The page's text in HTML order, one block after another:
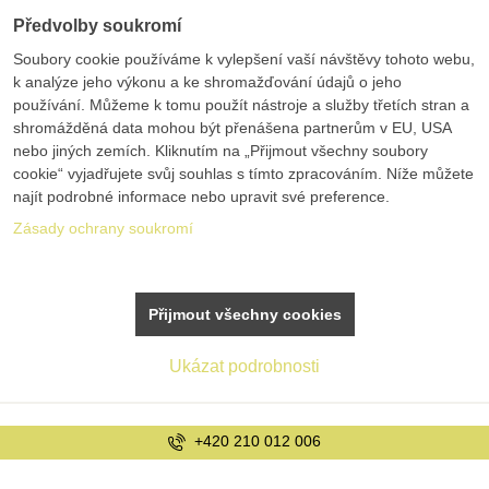
+420 210 012 006
Předvolby soukromí
Soubory cookie používáme k vylepšení vaší návštěvy tohoto webu,
k analýze jeho výkonu a ke shromažďování údajů o jeho
používání. Můžeme k tomu použít nástroje a služby třetích stran a
shromážděná data mohou být přenášena partnerům v EU, USA
nebo jiných zemích. Kliknutím na „Přijmout všechny soubory
cookie“ vyjadřujete svůj souhlas s tímto zpracováním. Níže můžete
najít podrobné informace nebo upravit své preference.
Zásady ochrany soukromí
Ukázat podrobnosti
Přijmout všechny cookies